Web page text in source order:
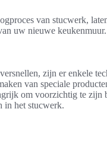
van stucwerk,
uw nieuwe keukenmuur.
zijn er enkele
van speciale
om voorzichtig te zijn
in het stucwerk.